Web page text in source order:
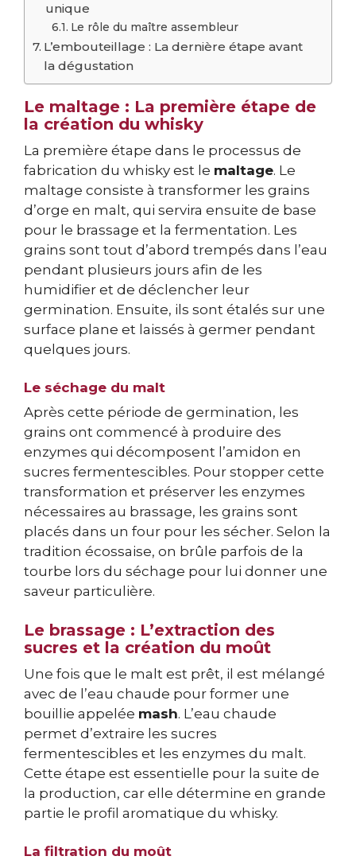
unique
Le rôle du maître assembleur
L’embouteillage : La dernière étape avant
la dégustation
Le maltage : La première étape de
la création du whisky
La première étape dans le processus de
fabrication du whisky est le maltage. Le
maltage consiste à transformer les grains
d’orge en malt, qui servira ensuite de base
pour le brassage et la fermentation. Les
grains sont tout d’abord trempés dans l’eau
pendant plusieurs jours afin de les
humidifier et de déclencher leur
germination. Ensuite, ils sont étalés sur une
surface plane et laissés à germer pendant
quelques jours.
Le séchage du malt
Après cette période de germination, les
grains ont commencé à produire des
enzymes qui décomposent l’amidon en
sucres fermentescibles. Pour stopper cette
transformation et préserver les enzymes
nécessaires au brassage, les grains sont
placés dans un four pour les sécher. Selon la
tradition écossaise, on brûle parfois de la
tourbe lors du séchage pour lui donner une
saveur particulière.
Le brassage : L’extraction des
sucres et la création du moût
Une fois que le malt est prêt, il est mélangé
avec de l’eau chaude pour former une
bouillie appelée mash. L’eau chaude
permet d’extraire les sucres
fermentescibles et les enzymes du malt.
Cette étape est essentielle pour la suite de
la production, car elle détermine en grande
partie le profil aromatique du whisky.
La filtration du moût